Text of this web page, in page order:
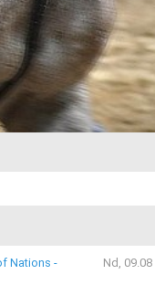
Nations -
Nd, 09.08